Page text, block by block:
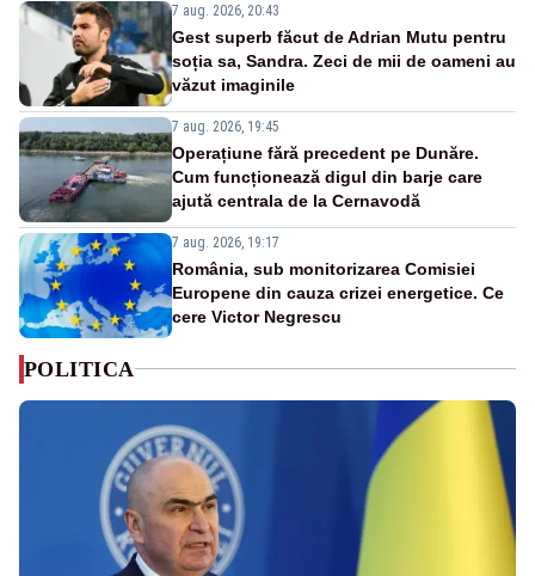
7 aug. 2026, 20:43
Gest superb făcut de Adrian Mutu pentru
soția sa, Sandra. Zeci de mii de oameni au
văzut imaginile
7 aug. 2026, 19:45
Operațiune fără precedent pe Dunăre.
Cum funcționează digul din barje care
ajută centrala de la Cernavodă
7 aug. 2026, 19:17
România, sub monitorizarea Comisiei
Europene din cauza crizei energetice. Ce
cere Victor Negrescu
POLITICA